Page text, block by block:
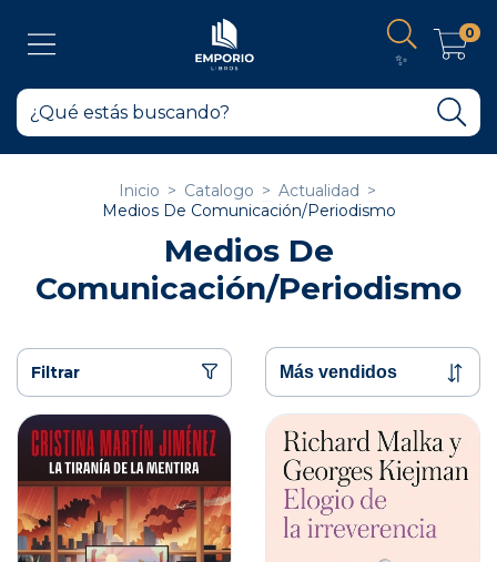
✨
0
Inicio > Catalogo > Actualidad >
Medios De Comunicación/Periodismo
Medios De
Comunicación/Periodismo
Filtrar